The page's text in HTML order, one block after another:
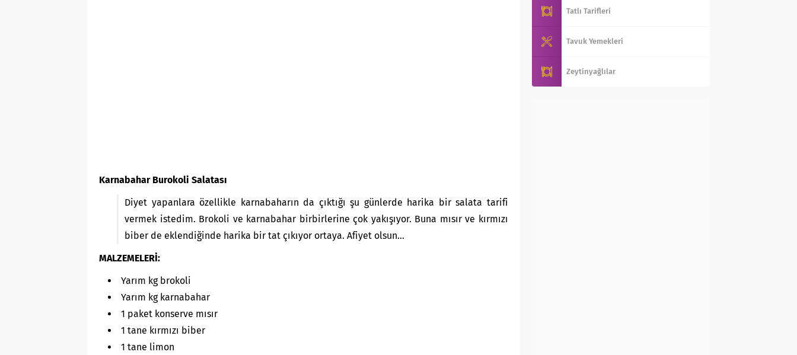
Karnabahar Burokoli Salatası
Diyet yapanlara özellikle karnabaharın da çıktığı şu günlerde harika bir salata tarifi
vermek istedim. Brokoli ve karnabahar birbirlerine çok yakışıyor. Buna mısır ve kırmızı
biber de eklendiğinde harika bir tat çıkıyor ortaya. Afiyet olsun…
MALZEMELERİ:
Yarım kg brokoli
Yarım kg karnabahar
1 paket konserve mısır
1 tane kırmızı biber
1 tane limon
Tatlı Tarifleri
Tavuk Yemekleri
Zeytinyağlılar